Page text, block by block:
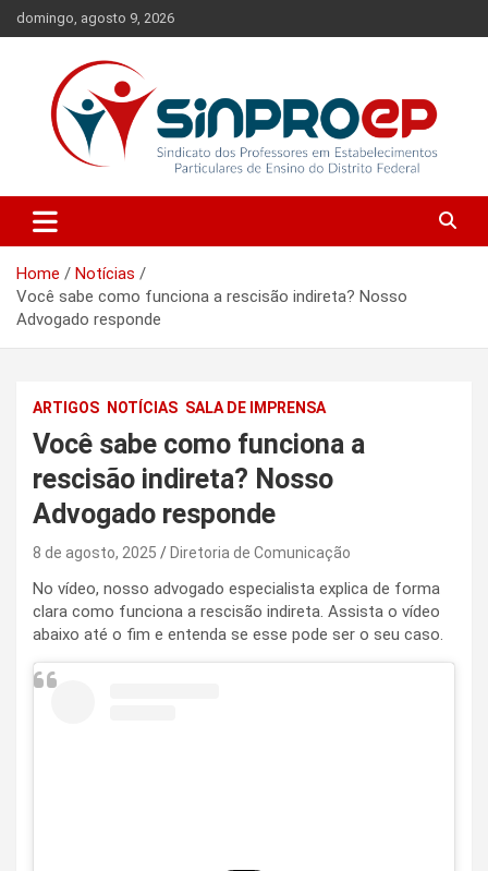
Skip
to
domingo, agosto 9, 2026
Sinproep-DF
Ensino do Distrito Federal
Home
Notícias
Você sabe como funciona a rescisão indireta? Nosso
Advogado responde
ARTIGOS NOTÍCIAS SALA DE IMPRENSA
Você sabe como funciona a
rescisão indireta? Nosso
Advogado responde
8 de agosto, 2025 Diretoria de Comunicação
No vídeo, nosso advogado especialista explica de forma
clara como funciona a rescisão indireta. Assista o vídeo
abaixo até o fim e entenda se esse pode ser o seu caso.